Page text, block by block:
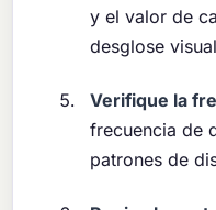
y el valor de
desglose
Verifique la
frecuencia de
patrones de